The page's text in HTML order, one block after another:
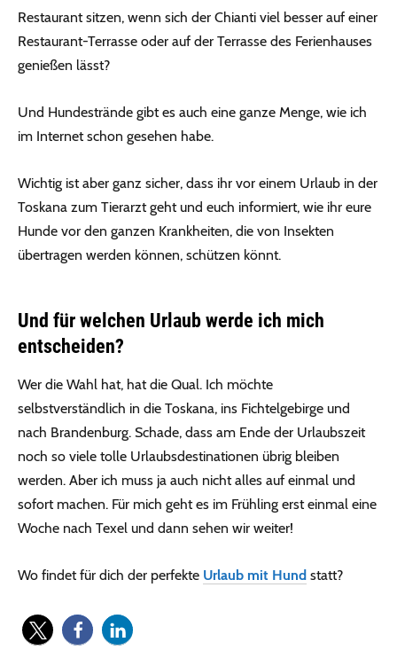
Restaurant sitzen, wenn sich der Chianti viel besser auf einer
Restaurant-Terrasse oder auf der Terrasse des Ferienhauses
genießen lässt?
Und Hundestrände gibt es auch eine ganze Menge, wie ich
im Internet schon gesehen habe.
Wichtig ist aber ganz sicher, dass ihr vor einem Urlaub in der
Toskana zum Tierarzt geht und euch informiert, wie ihr eure
Hunde vor den ganzen Krankheiten, die von Insekten
übertragen werden können, schützen könnt.
Und für welchen Urlaub werde ich mich
entscheiden?
Wer die Wahl hat, hat die Qual. Ich möchte
selbstverständlich in die Toskana, ins Fichtelgebirge und
nach Brandenburg. Schade, dass am Ende der Urlaubszeit
noch so viele tolle Urlaubsdestinationen übrig bleiben
werden. Aber ich muss ja auch nicht alles auf einmal und
sofort machen. Für mich geht es im Frühling erst einmal eine
Woche nach Texel und dann sehen wir weiter!
Wo findet für dich der perfekte Urlaub mit Hund statt?